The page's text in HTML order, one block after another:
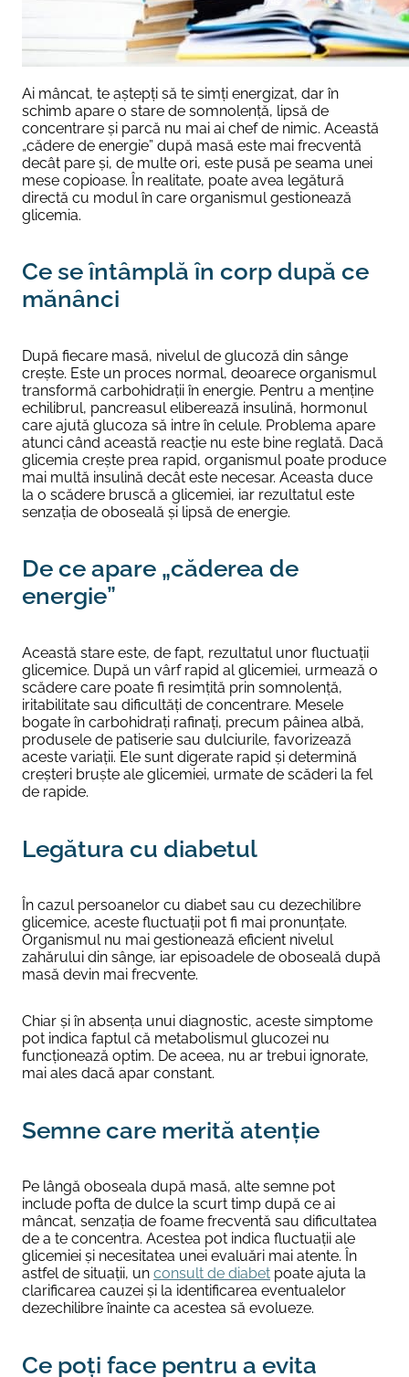
Ai mâncat, te aștepți să te simți energizat, dar în
schimb apare o stare de somnolență, lipsă de
concentrare și parcă nu mai ai chef de nimic. Această
„cădere de energie” după masă este mai frecventă
decât pare și, de multe ori, este pusă pe seama unei
mese copioase. În realitate, poate avea legătură
directă cu modul în care organismul gestionează
glicemia.
Ce se întâmplă în corp după ce
mănânci
După fiecare masă, nivelul de glucoză din sânge
crește. Este un proces normal, deoarece organismul
transformă carbohidrații în energie. Pentru a menține
echilibrul, pancreasul eliberează insulină, hormonul
care ajută glucoza să intre în celule. Problema apare
atunci când această reacție nu este bine reglată. Dacă
glicemia crește prea rapid, organismul poate produce
mai multă insulină decât este necesar. Aceasta duce
la o scădere bruscă a glicemiei, iar rezultatul este
senzația de oboseală și lipsă de energie.
De ce apare „căderea de
energie”
Această stare este, de fapt, rezultatul unor fluctuații
glicemice. După un vârf rapid al glicemiei, urmează o
scădere care poate fi resimțită prin somnolență,
iritabilitate sau dificultăți de concentrare. Mesele
bogate în carbohidrați rafinați, precum pâinea albă,
produsele de patiserie sau dulciurile, favorizează
aceste variații. Ele sunt digerate rapid și determină
creșteri bruște ale glicemiei, urmate de scăderi la fel
de rapide.
Legătura cu diabetul
În cazul persoanelor cu diabet sau cu dezechilibre
glicemice, aceste fluctuații pot fi mai pronunțate.
Organismul nu mai gestionează eficient nivelul
zahărului din sânge, iar episoadele de oboseală după
masă devin mai frecvente.
Chiar și în absența unui diagnostic, aceste simptome
pot indica faptul că metabolismul glucozei nu
funcționează optim. De aceea, nu ar trebui ignorate,
mai ales dacă apar constant.
Semne care merită atenție
Pe lângă oboseala după masă, alte semne pot
include pofta de dulce la scurt timp după ce ai
mâncat, senzația de foame frecventă sau dificultatea
de a te concentra. Acestea pot indica fluctuații ale
glicemiei și necesitatea unei evaluări mai atente. În
astfel de situații, un consult de diabet poate ajuta la
clarificarea cauzei și la identificarea eventualelor
dezechilibre înainte ca acestea să evolueze.
Ce poți face pentru a evita